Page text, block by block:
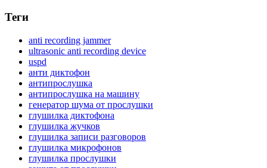
Теги
anti recording jammer
ultrasonic anti recording device
uspd
анти диктофон
антипрослушка
антипрослушка на машину
генератор шума от прослушки
глушилка диктофона
глушилка жучков
глушилка записи разговоров
глушилка микрофонов
глушилка прослушки